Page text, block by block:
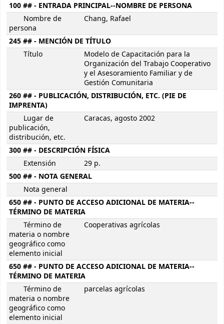
100 ## - ENTRADA PRINCIPAL--NOMBRE DE PERSONA
Nombre de
persona
Chang, Rafael
245 ## - MENCIÓN DE TÍTULO
Título
Modelo de Capacitación para la
Organización del Trabajo Cooperativo
y el Asesoramiento Familiar y de
Gestión Comunitaria
260 ## - PUBLICACIÓN, DISTRIBUCIÓN, ETC. (PIE DE
IMPRENTA)
Lugar de
publicación,
distribución, etc.
Caracas, agosto 2002
300 ## - DESCRIPCIÓN FÍSICA
Extensión
29 p.
500 ## - NOTA GENERAL
Nota general
650 ## - PUNTO DE ACCESO ADICIONAL DE MATERIA--
TÉRMINO DE MATERIA
Término de
materia o nombre
geográfico como
elemento inicial
Cooperativas agrícolas
650 ## - PUNTO DE ACCESO ADICIONAL DE MATERIA--
TÉRMINO DE MATERIA
Término de
materia o nombre
geográfico como
elemento inicial
parcelas agrícolas